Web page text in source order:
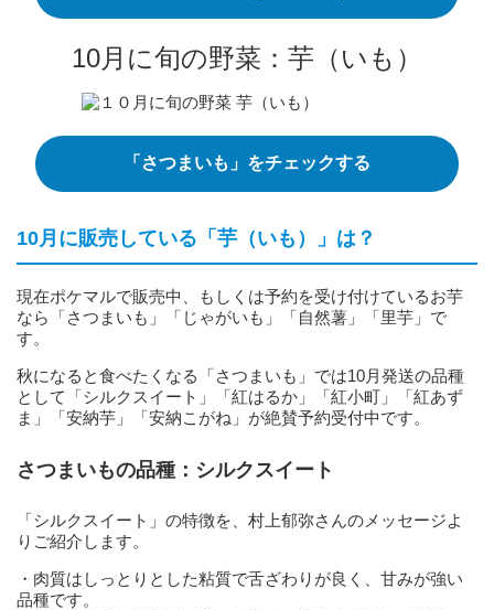
10月に旬の野菜：芋（いも）
「さつまいも」をチェックする
10月に販売している「芋（いも）」は？
現在ポケマルで販売中、もしくは予約を受け付けているお芋
なら「さつまいも」「じゃがいも」「自然薯」「里芋」で
す。
秋になると食べたくなる「さつまいも」では10月発送の品種
として「シルクスイート」「紅はるか」「紅小町」「紅あず
ま」「安納芋」「安納こがね」が絶賛予約受付中です。
さつまいもの品種：シルクスイート
「シルクスイート」の特徴を、村上郁弥さんのメッセージよ
りご紹介します。
・肉質はしっとりとした粘質で舌ざわりが良く、甘みが強い
品種です。